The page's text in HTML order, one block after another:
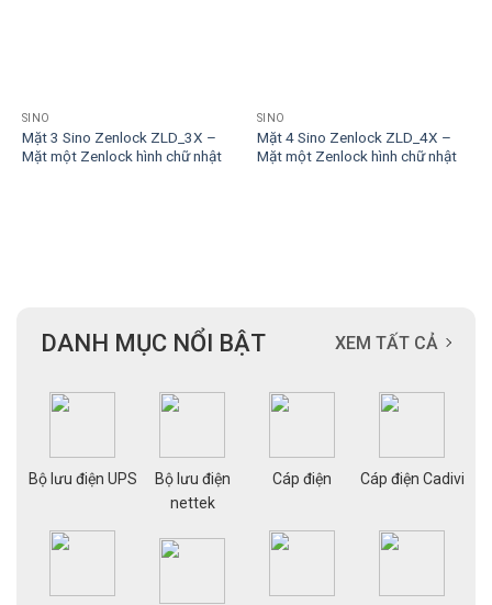
SINO
Mặt 3 Sino Zenlock ZLD_3X –
Mặt một Zenlock hình chữ nhật
SINO
Mặt 4 Sino Zenlock ZLD_4X –
Mặt một Zenlock hình chữ nhật
DANH MỤC NỔI BẬT XEM TẤT CẢ
Bộ lưu điện UPS
Bộ lưu điện
nettek
Cáp điện Cáp điện Cadivi